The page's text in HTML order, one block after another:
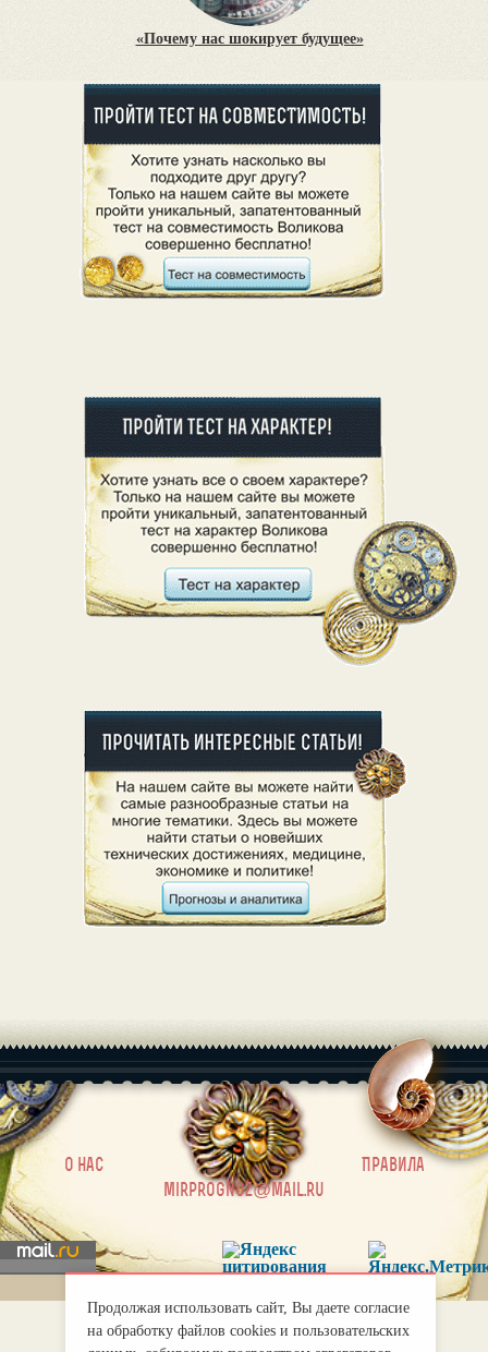
«Почему нас шокирует будущее»
О нас |
Правила
mirprognoz@mail.ru
Продолжая использовать сайт, Вы даете согласие
на обработку файлов cookies и пользовательских